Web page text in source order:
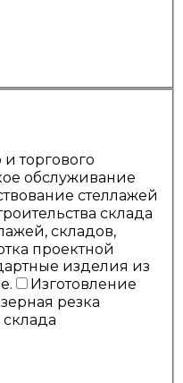
торгового
обслуживание
стеллажей
склада
складов,
проектной
изделия из
Изготовление
резка